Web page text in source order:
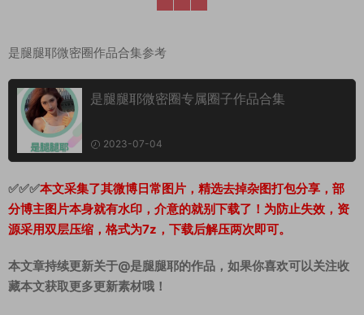
是腿腿耶微密圈作品合集参考
是腿腿耶微密圈专属圈子作品合集
2023-07-04
✅✅✅本文采集了其微博日常图片，精选去掉杂图打包分享，部
分博主图片本身就有水印，介意的就别下载了！为防止失效，资
源采用双层压缩，格式为7z，下载后解压两次即可。
本文章持续更新关于@是腿腿耶的作品，如果你喜欢可以关注收
藏本文获取更多更新素材哦！